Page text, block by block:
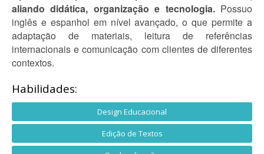
aliando didática, organização e tecnologia.Possuo
inglês e espanhol em nível avançado, o que permite a
adaptação de materiais, leitura de referências
internacionais e comunicação com clientes de diferentes
contextos.
Habilidades:
Design Educacional
Edição de Textos